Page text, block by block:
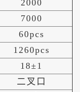
2000
7000
60pcs
1260pcs
18±1
二叉口